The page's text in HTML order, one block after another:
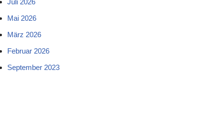
Mai 2026
März 2026
Februar 2026
September 2023